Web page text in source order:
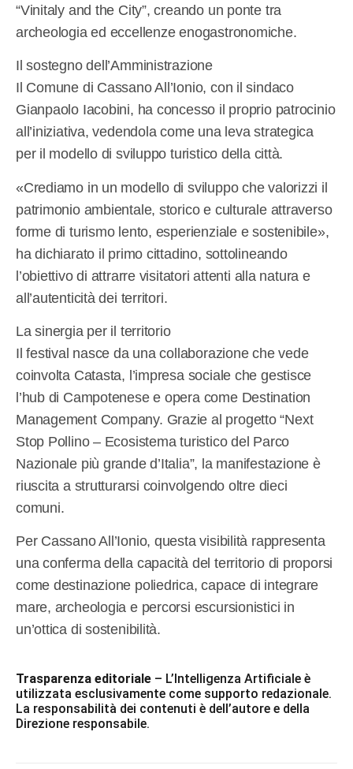
“Vinitaly and the City”, creando un ponte tra
archeologia ed eccellenze enogastronomiche.
Il sostegno dell’Amministrazione
Il Comune di Cassano All’Ionio, con il sindaco
Gianpaolo Iacobini, ha concesso il proprio patrocinio
all’iniziativa, vedendola come una leva strategica
per il modello di sviluppo turistico della città.
«Crediamo in un modello di sviluppo che valorizzi il
patrimonio ambientale, storico e culturale attraverso
forme di turismo lento, esperienziale e sostenibile»,
ha dichiarato il primo cittadino, sottolineando
l’obiettivo di attrarre visitatori attenti alla natura e
all’autenticità dei territori.
La sinergia per il territorio
Il festival nasce da una collaborazione che vede
coinvolta Catasta, l’impresa sociale che gestisce
l’hub di Campotenese e opera come Destination
Management Company. Grazie al progetto “Next
Stop Pollino – Ecosistema turistico del Parco
Nazionale più grande d’Italia”, la manifestazione è
riuscita a strutturarsi coinvolgendo oltre dieci
comuni.
Per Cassano All’Ionio, questa visibilità rappresenta
una conferma della capacità del territorio di proporsi
come destinazione poliedrica, capace di integrare
mare, archeologia e percorsi escursionistici in
un’ottica di sostenibilità.
Trasparenza editoriale – L’Intelligenza Artificiale è
utilizzata esclusivamente come supporto redazionale.
La responsabilità dei contenuti è dell’autore e della
Direzione responsabile.